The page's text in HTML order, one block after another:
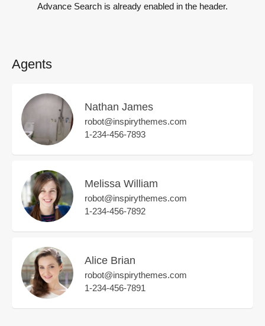
Advance Search is already enabled in the header.
Agents
Nathan James
robot@inspirythemes.com
1-234-456-7893
Melissa William
robot@inspirythemes.com
1-234-456-7892
Alice Brian
robot@inspirythemes.com
1-234-456-7891